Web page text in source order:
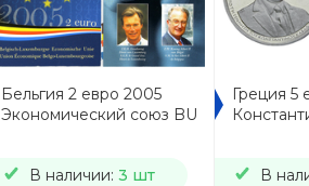
Бельгия 2 евро 2005
Экономический союз BU
В наличии: 3 шт
Греция 5
В